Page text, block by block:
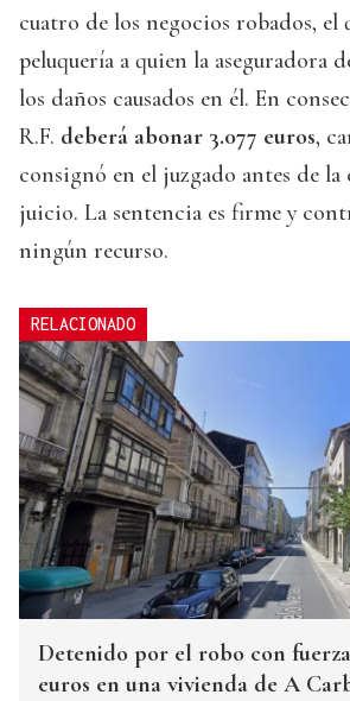
cuatro de los negocios robados, el
peluquería a quien la aseguradora
los daños causados en él. En
R.F. deberá abonar 3.077 euros,
consignó en el juzgado antes de
juicio. La sentencia es firme y
ningún recurso.
RELACIONADO
Detenido por el robo con
euros en una vivienda de A